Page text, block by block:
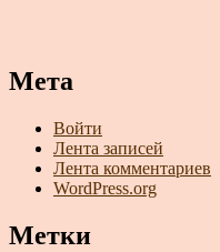
Мета
Войти
Лента записей
Лента комментариев
WordPress.org
Метки